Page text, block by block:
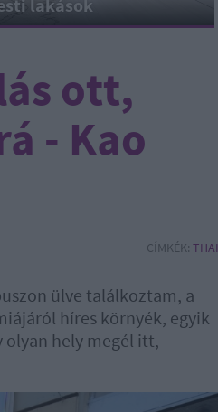
lakások
ott,
- Kao
CÍMKÉK: THAI
ülve találkoztam, a
híres környék, egyik
olyan hely megél itt,